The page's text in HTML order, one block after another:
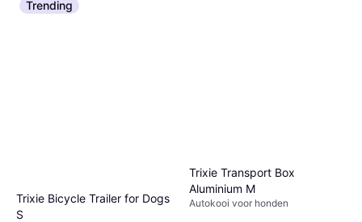
Trending
Trixie Bicycle Trailer for Dogs
S
Trixie Transport Box
Aluminium M
Autokooi voor honden